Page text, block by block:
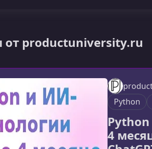
от productuniversity.ru
Python
4